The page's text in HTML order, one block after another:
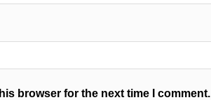
browser for the next time I comment.